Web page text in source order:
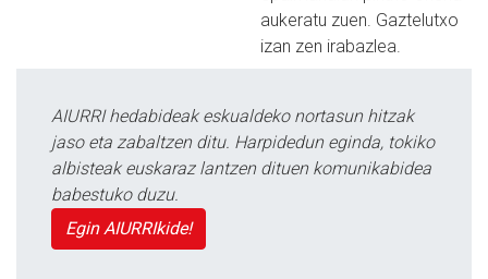
aukeratu zuen. Gaztelutxo
izan zen irabazlea.
AIURRI hedabideak eskualdeko nortasun hitzak
jaso eta zabaltzen ditu. Harpidedun eginda, tokiko
albisteak euskaraz lantzen dituen komunikabidea
babestuko duzu.
Egin AIURRIkide!